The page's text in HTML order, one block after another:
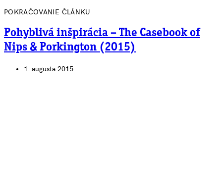
POKRAČOVANIE ČLÁNKU
Pohyblivá inšpirácia – The Casebook of
Nips & Porkington (2015)
1. augusta 2015